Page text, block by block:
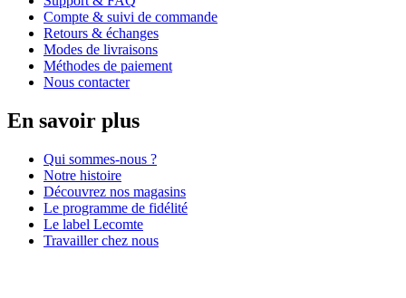
Compte & suivi de commande
Retours & échanges
Modes de livraisons
Méthodes de paiement
Nous contacter
En savoir plus
Qui sommes-nous ?
Notre histoire
Découvrez nos magasins
Le programme de fidélité
Le label Lecomte
Travailler chez nous